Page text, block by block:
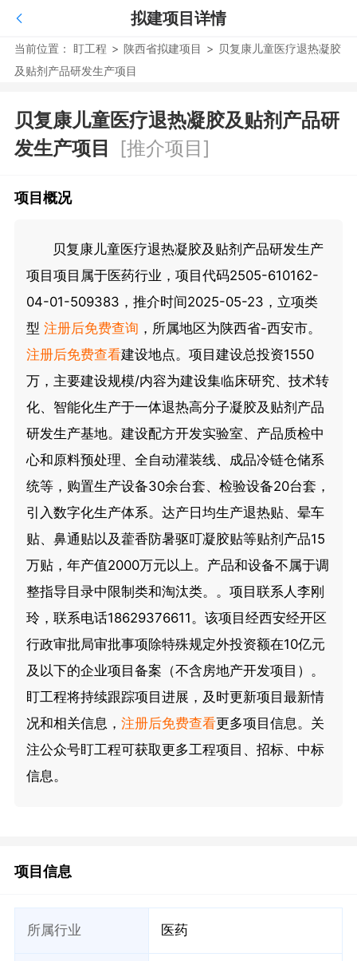
拟建项目详情
当前位置： 盯工程 > 陕西省拟建项目 > 贝复康儿童医疗退热凝胶
及贴剂产品研发生产项目
贝复康儿童医疗退热凝胶及贴剂产品研
发生产项目
[推介项目]
项目概况
贝复康儿童医疗退热凝胶及贴剂产品研发生产
项目项目属于医药行业，项目代码2505-610162-
04-01-509383，推介时间2025-05-23，立项类
型 注册后免费查询 ，所属地区为陕西省-西安市。
注册后免费查看建设地点。项目建设总投资1550
万，主要建设规模/内容为建设集临床研究、技术转
化、智能化生产于一体退热高分子凝胶及贴剂产品
研发生产基地。建设配方开发实验室、产品质检中
心和原料预处理、全自动灌装线、成品冷链仓储系
统等，购置生产设备30余台套、检验设备20台套，
引入数字化生产体系。达产日均生产退热贴、晕车
贴、鼻通贴以及藿香防暑驱叮凝胶贴等贴剂产品15
万贴，年产值2000万元以上。产品和设备不属于调
整指导目录中限制类和淘汰类。。项目联系人李刚
玲，联系电话18629376611。该项目经西安经开区
行政审批局审批事项除特殊规定外投资额在10亿元
及以下的企业项目备案（不含房地产开发项目）。
盯工程将持续跟踪项目进展，及时更新项目最新情
况和相关信息， 注册后免费查看更多项目信息。关
注公众号盯工程可获取更多工程项目、招标、中标
信息。
项目信息
所属行业 医药